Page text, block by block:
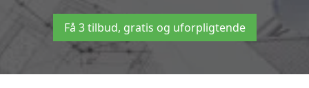
Få 3 tilbud, gratis og uforpligtende